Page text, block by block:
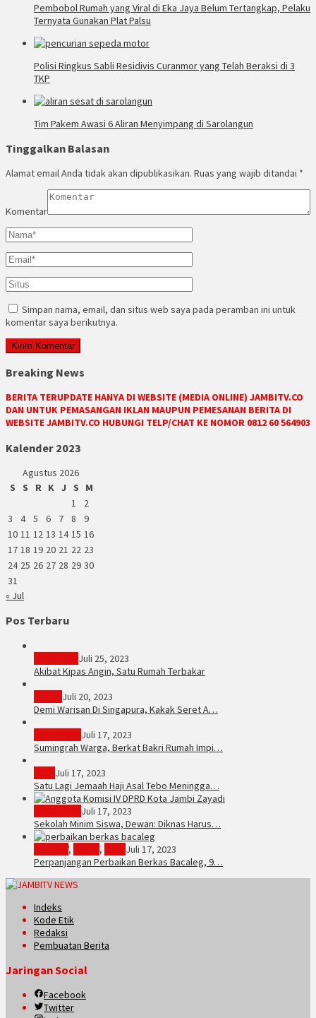
Pembobol Rumah yang Viral di Eka Jaya Belum Tertangkap, Pelaku
Ternyata Gunakan Plat Palsu
Polisi Ringkus Sabli Residivis Curanmor yang Telah Beraksi di 3
TKP
Tim Pakem Awasi 6 Aliran Menyimpang di Sarolangun
Tinggalkan Balasan
Alamat email Anda tidak akan dipublikasikan. Ruas yang wajib ditandai *
Komentar
Simpan nama, email, dan situs web saya pada peramban ini untuk
komentar saya berikutnya.
Breaking News
BERITA TERUPDATE HANYA DI WEBSITE (MEDIA ONLINE) JAMBITV.CO
DAN UNTUK PEMASANGAN IKLAN MAUPUN PEMESANAN BERITA DI
WEBSITE JAMBITV.CO HUBUNGI TELP/CHAT KE NOMOR 0812 60 564903
Kalender 2023
Agustus 2026
S
S R K J S
M
1
2
3
4 5 6 7 8
9
10 11 12 13 14 15 16
17 18 19 20 21 22 23
24 25 26 27 28 29 30
31
« Jul
Pos Terbaru
Juli 25, 2023
Akibat Kipas Angin, Satu Rumah Terbakar
Juli 20, 2023
Demi Warisan Di Singapura, Kakak Seret A…
Juli 17, 2023
Sumingrah Warga, Berkat Bakri Rumah Impi…
Juli 17, 2023
Satu Lagi Jemaah Haji Asal Tebo Meningga…
Juli 17, 2023
Sekolah Minim Siswa, Dewan: Diknas Harus…
, ,
Juli 17, 2023
Perpanjangan Perbaikan Berkas Bacaleg, 9…
Indeks
Kode Etik
Redaksi
Pembuatan Berita
Jaringan Social
Facebook
Twitter